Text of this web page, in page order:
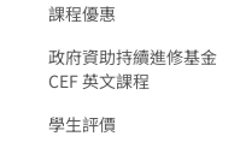
課程優惠
政府資助持續進修基金
CEF 英文課程
學生評價